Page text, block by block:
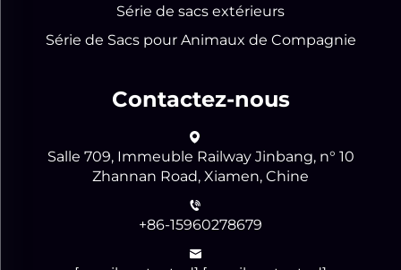
Série de sacs extérieurs
Série de Sacs pour Animaux de Compagnie
Contactez-nous
Salle 709, Immeuble Railway Jinbang, n° 10
Zhannan Road, Xiamen, Chine
+86-15960278679